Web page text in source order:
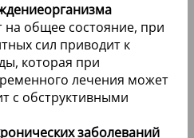
организма
на общее состояние, при
сил приводит к
которая при
лечения может
с обструктивными
заболеваний